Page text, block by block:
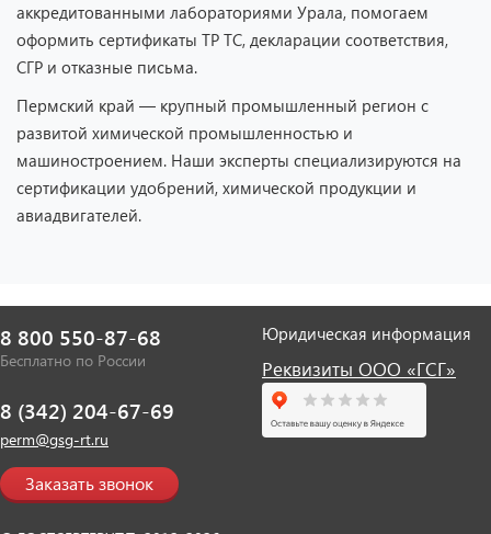
аккредитованными лабораториями Урала, помогаем
оформить сертификаты ТР ТС, декларации соответствия,
СГР и отказные письма.
Пермский край — крупный промышленный регион с
развитой химической промышленностью и
машиностроением. Наши эксперты специализируются на
сертификации удобрений, химической продукции и
авиадвигателей.
8 800 550-87-68
Бесплатно по России
8 (342) 204-67-69
perm@gsg-rt.ru
Заказать звонок
Юридическая информация
Реквизиты ООО «ГСГ»